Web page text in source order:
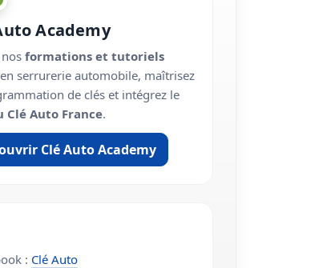
Academy
formations et tutoriels
serrurerie automobile, maîtrisez
de clés et intégrez le
Clé Auto France.
Clé Auto Academy
: Clé Auto